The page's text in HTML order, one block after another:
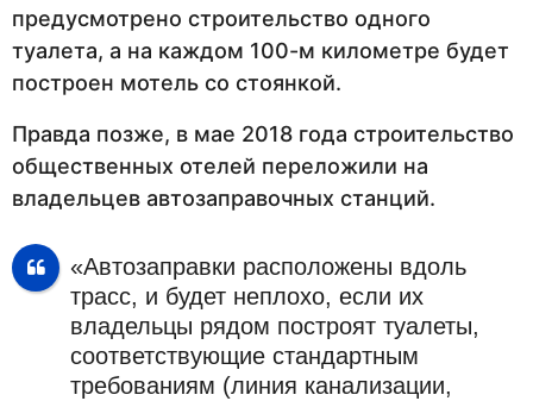
предусмотрено строительство одного
туалета, а на каждом 100-м километре будет
построен мотель со стоянкой.
Правда позже, в мае 2018 года строительство
общественных отелей переложили на
владельцев автозаправочных станций.
«Автозаправки расположены вдоль
трасс, и будет неплохо, если их
владельцы рядом построят туалеты,
соответствующие стандартным
требованиям (линия канализации,